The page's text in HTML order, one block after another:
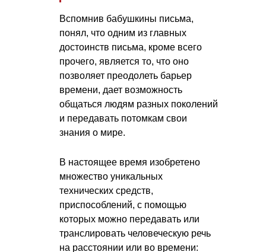
Вспомнив бабушкины письма,
понял, что одним из главных
достоинств письма, кроме всего
прочего, является то, что оно
позволяет преодолеть барьер
времени, дает возможность
общаться людям разных поколений
и передавать потомкам свои
знания о мире.
В настоящее время изобретено
множество уникальных
технических средств,
приспособлений, с помощью
которых можно передавать или
транслировать человеческую речь
на расстоянии или во времени: